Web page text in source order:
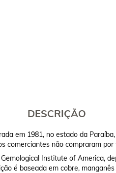
DESCRIÇÃO
em 1981, no estado da
comerciantes não compraram
Institute of America,
é baseada em cobre,